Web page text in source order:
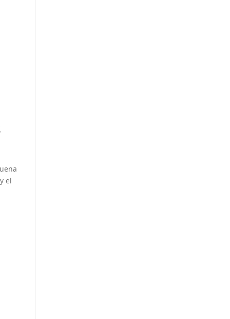
el